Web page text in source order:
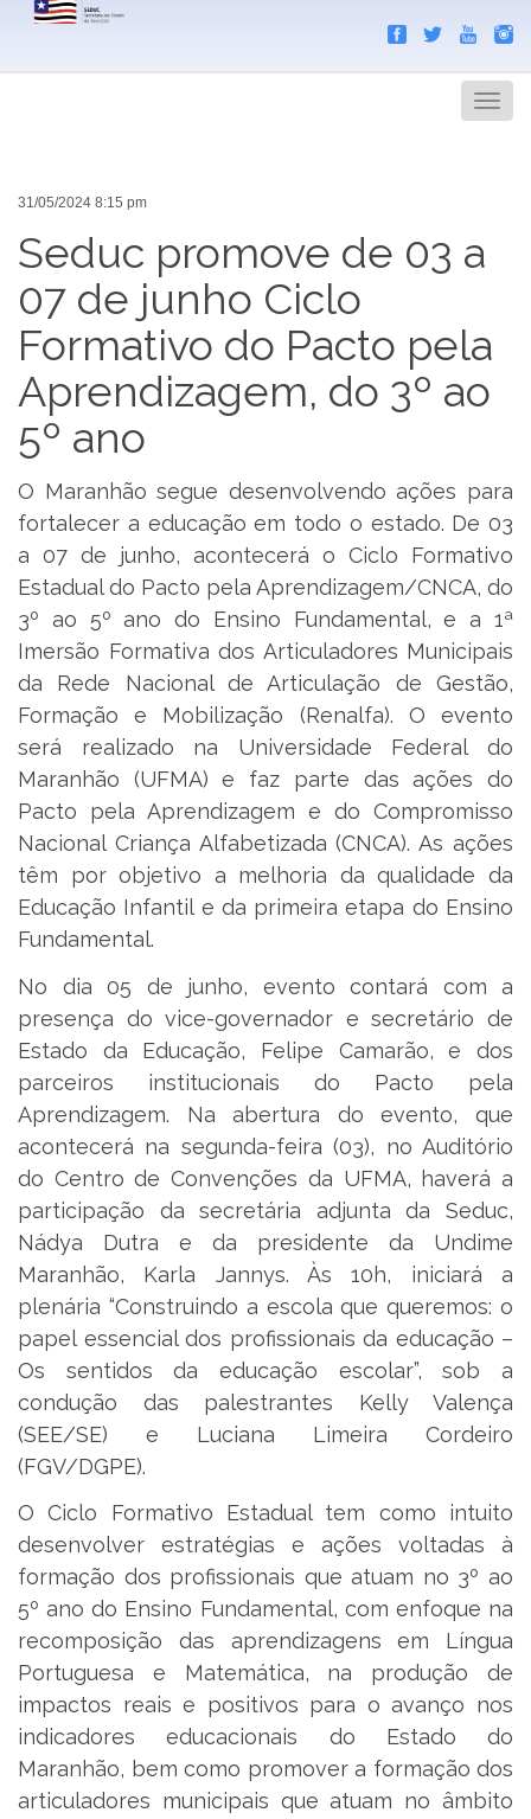
Menu
31/05/2024 8:15 pm
Seduc promove de 03 a
07 de junho Ciclo
Formativo do Pacto pela
Aprendizagem, do 3º ao
5º ano
O Maranhão segue desenvolvendo ações para
fortalecer a educação em todo o estado. De 03
a 07 de junho, acontecerá o Ciclo Formativo
Estadual do Pacto pela Aprendizagem/CNCA, do
3º ao 5º ano do Ensino Fundamental, e a 1ª
Imersão Formativa dos Articuladores Municipais
da Rede Nacional de Articulação de Gestão,
Formação e Mobilização (Renalfa). O evento
será realizado na Universidade Federal do
Maranhão (UFMA) e faz parte das ações do
Pacto pela Aprendizagem e do Compromisso
Nacional Criança Alfabetizada (CNCA). As ações
têm por objetivo a melhoria da qualidade da
Educação Infantil e da primeira etapa do Ensino
Fundamental.
No dia 05 de junho, evento contará com a
presença do vice-governador e secretário de
Estado da Educação, Felipe Camarão, e dos
parceiros institucionais do Pacto pela
Aprendizagem. Na abertura do evento, que
acontecerá na segunda-feira (03), no Auditório
do Centro de Convenções da UFMA, haverá a
participação da secretária adjunta da Seduc,
Nádya Dutra e da presidente da Undime
Maranhão, Karla Jannys. Às 10h, iniciará a
plenária “Construindo a escola que queremos: o
papel essencial dos profissionais da educação –
Os sentidos da educação escolar”, sob a
condução das palestrantes Kelly Valença
(SEE/SE) e Luciana Limeira Cordeiro
(FGV/DGPE).
O Ciclo Formativo Estadual tem como intuito
desenvolver estratégias e ações voltadas à
formação dos profissionais que atuam no 3º ao
5º ano do Ensino Fundamental, com enfoque na
recomposição das aprendizagens em Língua
Portuguesa e Matemática, na produção de
impactos reais e positivos para o avanço nos
indicadores educacionais do Estado do
Maranhão, bem como promover a formação dos
articuladores municipais que atuam no âmbito